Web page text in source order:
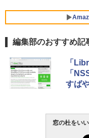
編集部のおすすめ記
「
「
すば
窓の杜をい